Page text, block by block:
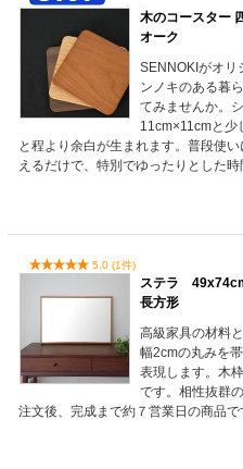
木のコースター
オーク
SENNOKIがオリ
ンノキのある暮
てみませんか。
11cm×11cmと少
と程より余白が生まれます。普段使
えるだけで、特別でゆったりとした時
5.0 (1件)
ステラ
長方形
高級家具の材料
幅2cmの丸みを
表現します。木
です。相性抜群
注文後、完成まで約７営業日の商品で